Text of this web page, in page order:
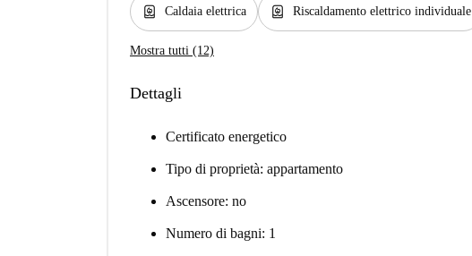
water_heater Caldaia elettrica water_heater Riscaldamento elettrico individuale
Mostra tutti (12)
Dettagli
Certificato energetico
Tipo di proprietà: appartamento
Ascensore: no
Numero di bagni: 1